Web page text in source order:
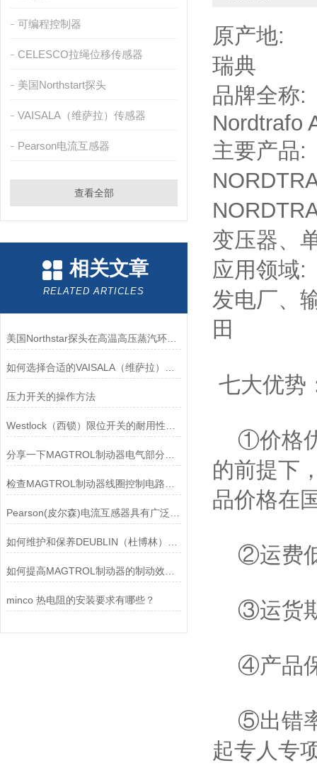
可编程控制器
CELESCO拉绳位移传感器
美国Northstart探头
VAISALA（维萨拉）传感器
Pearson电流互感器
查看全部
相关文章
RELATED ARTICLES
美国Northstar探头在高温高压蒸汽环境下的液位测量可靠性
压力开关的操作方法
minco 热电阻的安装要求有哪些？
原产地:
瑞典
品牌全称:
Nordtrafo
主要产品:
变压器、
应用领域:
发电厂、
田
七大优势
①价格优
的前提下
品价格在
②运费低
③运货期
④产品
⑤出错率
起专人专